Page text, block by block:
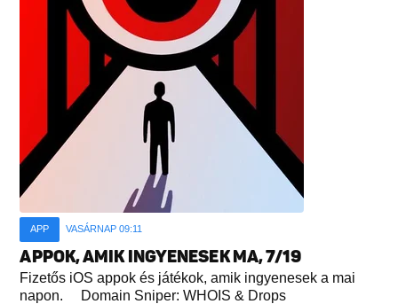
APP VASÁRNAP 09:11
APPOK, AMIK INGYENESEK MA, 7/19
Fizetős iOS appok és játékok, amik ingyenesek a mai
napon. Domain Sniper: WHOIS & Drops